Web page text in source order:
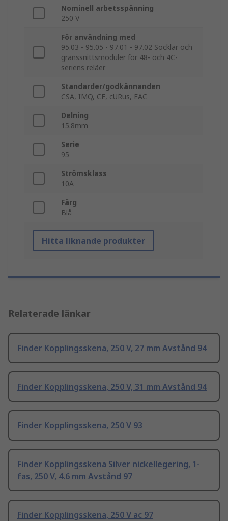
Nominell arbetsspänning
250 V
För användning med
95.03 - 95.05 - 97.01 - 97.02 Socklar och
gränssnittsmoduler för 48- och 4C-
seriens reläer
Standarder/godkännanden
CSA, IMQ, CE, cURus, EAC
Delning
15.8mm
Serie
95
Strömsklass
10A
Färg
Blå
Hitta liknande produkter
Relaterade länkar
Finder Kopplingsskena, 250 V, 27 mm Avstånd 94
Finder Kopplingsskena, 250 V, 31 mm Avstånd 94
Finder Kopplingsskena, 250 V 93
Finder Kopplingsskena Silver nickellegering, 1-
fas, 250 V, 4.6 mm Avstånd 97
Finder Kopplingsskena, 250 V ac 97